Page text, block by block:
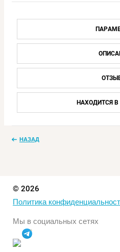
НАХОДИТСЯ
НАЗАД
© 2026
Политика
Мы в социальных сетях